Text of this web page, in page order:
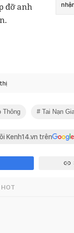
đỡ anh
Thông Tai Nạn
Kenh14.vn trên